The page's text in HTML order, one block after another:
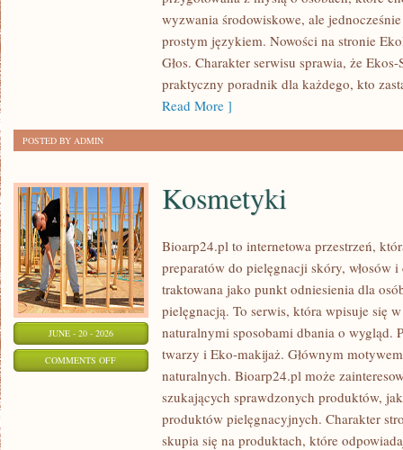
wyzwania środowiskowe, ale
prostym językiem. Nowości na stronie
Głos. Charakter serwisu sprawia, że
praktyczny poradnik dla każdego, kto
Read More ]
POSTED BY ADMIN
JUNE - 20 - 2026
COMMENTS OFFON
KOSMETYKI
Kosmetyki
Bioarp24.pl to internetowa przestrzeń,
preparatów do pielęgnacji skóry, włosów i
traktowana jako punkt odniesienia dla
pielęgnacją. To serwis, która wpisuje się
naturalnymi sposobami dbania o wygląd.
twarzy i Eko-makijaż. Głównym
naturalnych. Bioarp24.pl może
szukających sprawdzonych produktów,
produktów pielęgnacyjnych. Charakter
skupia się na produktach, które